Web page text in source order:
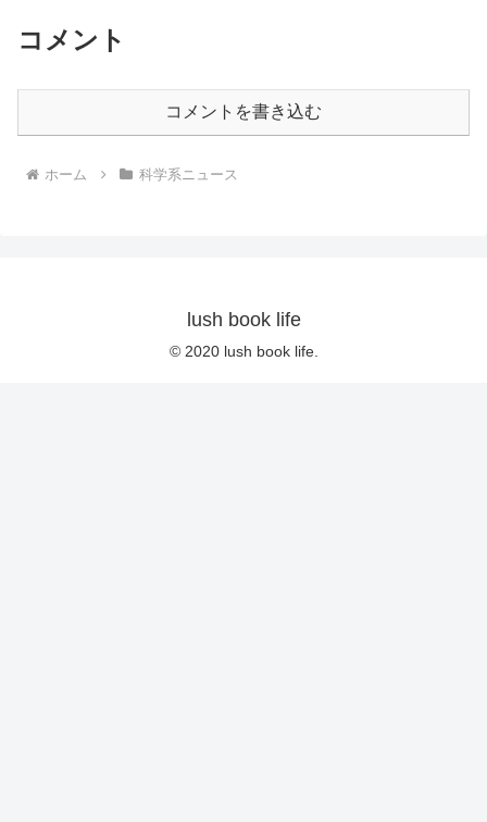
コメント
コメントを書き込む
ホーム 科学系ニュース
lush book life
© 2020 lush book life.